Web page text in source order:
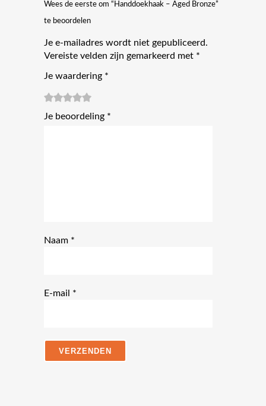
Wees de eerste om “Handdoekhaak – Aged Bronze”
te beoordelen
Je e-mailadres wordt niet gepubliceerd.
Vereiste velden zijn gemarkeerd met *
Je waardering *
van
van
de 5
5 sterren
sterren
Je beoordeling *
Naam *
E-mail *